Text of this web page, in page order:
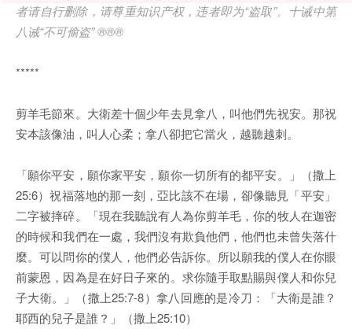
者请自行删除，请尊重知识产权，违者即为“盗取”。十诫中第
八诫“不可偷盗” ®®®
*****
剪羊毛節來。大衛差十個少年去見拿八，叫他們先祝安。那祝
安本該像油，叫人心柔；拿八卻把它當火，越聽越刺。
「願你平安，願你家平安，願你一切所有的都平安。」（撒上
25:6）祝福落地的那一刻，亞比該不在場，卻像聽見「平安」
二字被摔碎。「現在我聽說有人為你剪羊毛，你的牧人在迦密
的時候和我們在一處，我們沒有欺負他們，他們也未曾失落什
麼。可以問你的僕人，他們必告訴你。所以願我的僕人在你眼
前蒙恩，因為是在好日子來的。求你隨手取點賜與僕人和你兒
子大衛。」（撒上25:7-8）拿八回應的是冷刀：「大衛是誰？
耶西的兒子是誰？」（撒上25:10）